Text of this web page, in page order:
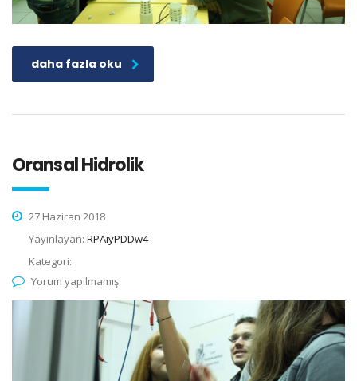
daha fazla oku
Oransal Hidrolik
27 Haziran 2018
Yayınlayan: RPAiyPDDw4
Kategori:
Yorum yapılmamış